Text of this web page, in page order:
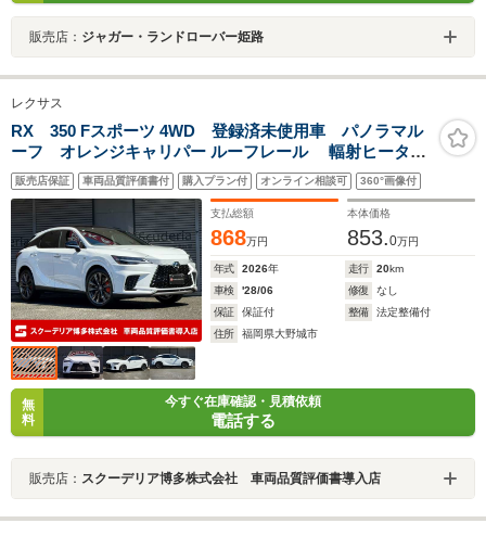
販売店： ジャガー・ランドローバー姫路
レクサス
RX 350 Fスポーツ 4WD 登録済未使用車 パノラマル
ーフ オレンジキャリパー ルーフレール 輻射ヒーター
リヤ電動リクライニングシート ワイヤレス充電 デジ
タルミラー 黒革シート
販売店保証 車両品質評価書付 購入プラン付 オンライン相談可 360°画像付
支払総額
868万円
本体価格
853.0万円
年式 2026年 走行 20km
車検
'28/06 修復
なし
保証
保証付 整備
法定整備付
住所
福岡県大野城市
無
料
今すぐ在庫確認・見積依頼
電話する
販売店： スクーデリア博多株式会社 車両品質評価書導入店